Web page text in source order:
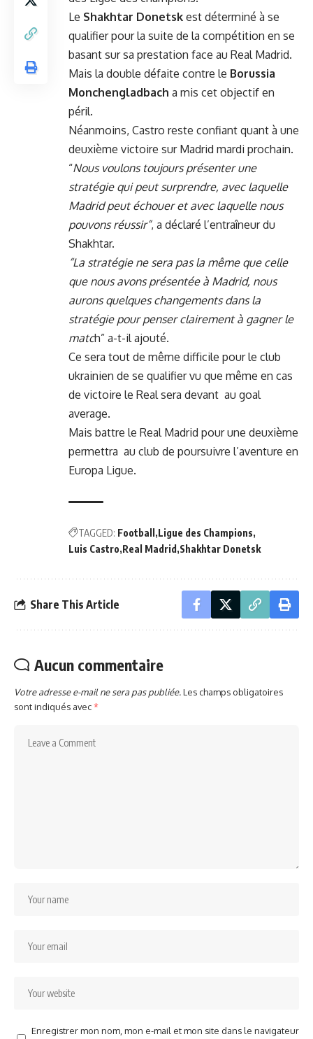
Le Shakhtar Donetsk est déterminé à se
qualifier pour la suite de la compétition en se
basant sur sa prestation face au Real Madrid.
Mais la double défaite contre le Borussia
Monchengladbach a mis cet objectif en
péril.
Néanmoins, Castro reste confiant quant à une
deuxième victoire sur Madrid mardi prochain.
“Nous voulons toujours présenter une
stratégie qui peut surprendre, avec laquelle
Madrid peut échouer et avec laquelle nous
pouvons réussir”, a déclaré l’entraîneur du
Shakhtar.
“La stratégie ne sera pas la même que celle
que nous avons présentée à Madrid, nous
aurons quelques changements dans la
stratégie pour penser clairement à gagner le
match” a-t-il ajouté.
Ce sera tout de même difficile pour le club
ukrainien de se qualifier vu que même en cas
de victoire le Real sera devant au goal
average.
Mais battre le Real Madrid pour une deuxième
permettra au club de poursuivre l’aventure en
Europa Ligue.
TAGGED: Football
Ligue des Champions
Luis Castro Real Madrid Shakhtar Donetsk
Share This Article
Aucun commentaire
Votre adresse e-mail ne sera pas publiée.Les champs obligatoires
sont indiqués avec*
Enregistrer mon nom, mon e-mail et mon site dans le navigateur